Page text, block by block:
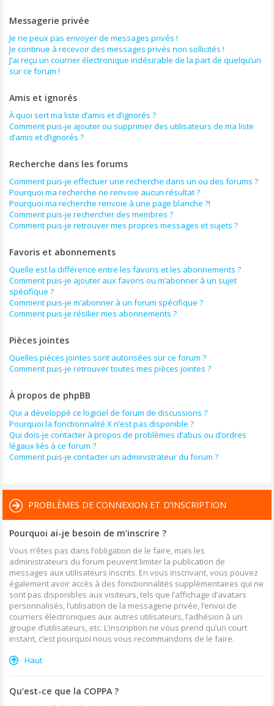
Messagerie privée
Je ne peux pas envoyer de messages privés !
Je continue à recevoir des messages privés non sollicités !
J’ai reçu un courrier électronique indésirable de la part de quelqu’un
sur ce forum !
Amis et ignorés
À quoi sert ma liste d’amis et d’ignorés ?
Comment puis-je ajouter ou supprimer des utilisateurs de ma liste
d’amis et d’ignorés ?
Recherche dans les forums
Comment puis-je effectuer une recherche dans un ou des forums ?
Pourquoi ma recherche ne renvoie aucun résultat ?
Pourquoi ma recherche renvoie à une page blanche ?!
Comment puis-je rechercher des membres ?
Comment puis-je retrouver mes propres messages et sujets ?
Favoris et abonnements
Quelle est la différence entre les favoris et les abonnements ?
Comment puis-je ajouter aux favoris ou m’abonner à un sujet
spécifique ?
Comment puis-je m’abonner à un forum spécifique ?
Comment puis-je résilier mes abonnements ?
Pièces jointes
Quelles pièces jointes sont autorisées sur ce forum ?
Comment puis-je retrouver toutes mes pièces jointes ?
À propos de phpBB
Qui a développé ce logiciel de forum de discussions ?
Pourquoi la fonctionnalité X n’est pas disponible ?
Qui dois-je contacter à propos de problèmes d’abus ou d’ordres
légaux liés à ce forum ?
Comment puis-je contacter un administrateur du forum ?
PROBLÈMES DE CONNEXION ET D’INSCRIPTION
Pourquoi ai-je besoin de m’inscrire ?
Vous n’êtes pas dans l’obligation de le faire, mais les
administrateurs du forum peuvent limiter la publication de
messages aux utilisateurs inscrits. En vous inscrivant, vous pouvez
également avoir accès à des fonctionnalités supplémentaires qui ne
sont pas disponibles aux visiteurs, tels que l’affichage d’avatars
personnalisés, l’utilisation de la messagerie privée, l’envoi de
courriers électroniques aux autres utilisateurs, l’adhésion à un
groupe d’utilisateurs, etc. L’inscription ne vous prend qu’un court
instant, c’est pourquoi nous vous recommandons de le faire.
Haut
Qu’est-ce que la COPPA ?